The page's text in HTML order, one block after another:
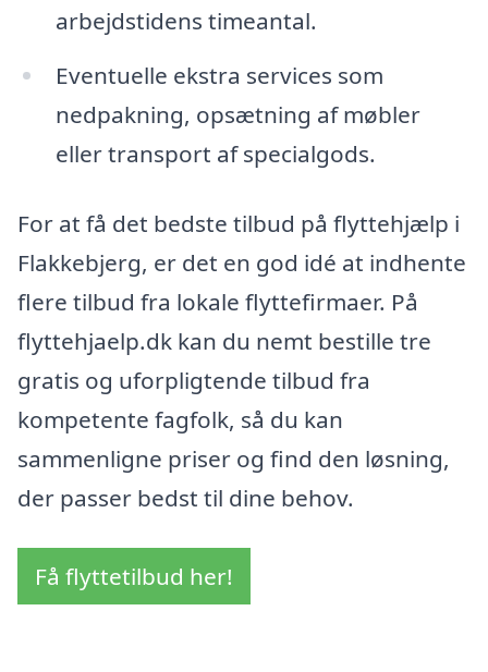
arbejdstidens timeantal.
Eventuelle ekstra services som
nedpakning, opsætning af møbler
eller transport af specialgods.
For at få det bedste tilbud på flyttehjælp i
Flakkebjerg, er det en god idé at indhente
flere tilbud fra lokale flyttefirmaer. På
flyttehjaelp.dk kan du nemt bestille tre
gratis og uforpligtende tilbud fra
kompetente fagfolk, så du kan
sammenligne priser og find den løsning,
der passer bedst til dine behov.
Få flyttetilbud her!